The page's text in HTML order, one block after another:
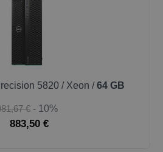
5820 / Xeon /64 GB
€ - 10%
883,50 €